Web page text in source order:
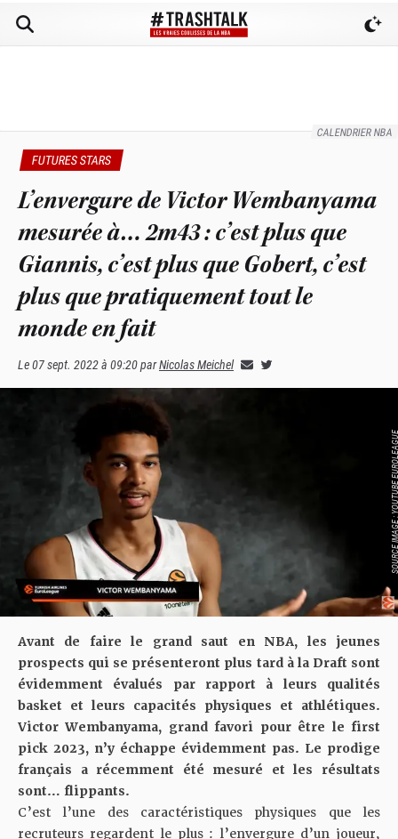
CALENDRIER NBA
FUTURES STARS
L’envergure de Victor Wembanyama
mesurée à… 2m43 : c’est plus que
Giannis, c’est plus que Gobert, c’est
plus que pratiquement tout le
monde en fait
Le07 sept. 2022 à 09:20parNicolas Meichel
SOURCE IMAGE
Avant de faire le grand saut en NBA, les jeunes
prospects qui se présenteront plus tard à la Draft sont
évidemment évalués par rapport à leurs qualités
basket et leurs capacités physiques et athlétiques.
Victor Wembanyama, grand favori pour être le first
pick 2023, n’y échappe évidemment pas. Le prodige
français a récemment été mesuré et les résultats
sont… flippants.
C’est l’une des caractéristiques physiques que les
recruteurs regardent le plus : l’envergure d’un joueur,